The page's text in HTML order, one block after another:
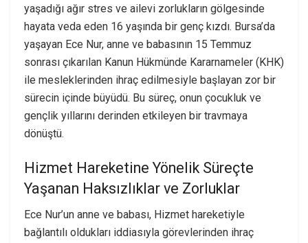
yaşadığı ağır stres ve ailevi zorlukların gölgesinde
hayata veda eden 16 yaşında bir genç kızdı. Bursa’da
yaşayan Ece Nur, anne ve babasının 15 Temmuz
sonrası çıkarılan Kanun Hükmünde Kararnameler (KHK)
ile mesleklerinden ihraç edilmesiyle başlayan zor bir
sürecin içinde büyüdü. Bu süreç, onun çocukluk ve
gençlik yıllarını derinden etkileyen bir travmaya
dönüştü.
Hizmet Hareketine Yönelik Süreçte
Yaşanan Haksızlıklar ve Zorluklar
Ece Nur’un anne ve babası, Hizmet hareketiyle
bağlantılı oldukları iddiasıyla görevlerinden ihraç